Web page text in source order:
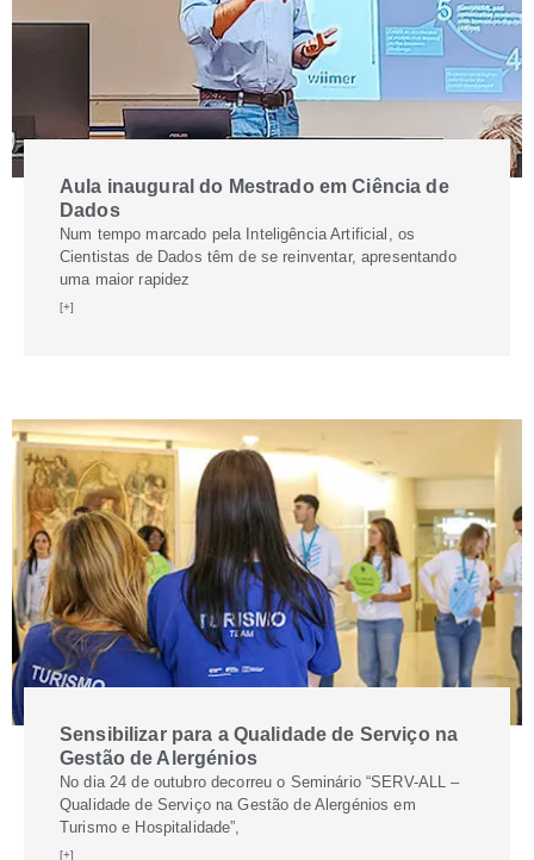
Aula inaugural do Mestrado em Ciência de
Dados
Num tempo marcado pela Inteligência Artificial, os
Cientistas de Dados têm de se reinventar, apresentando
uma maior rapidez
[+]
Sensibilizar para a Qualidade de Serviço na
Gestão de Alergénios
No dia 24 de outubro decorreu o Seminário “SERV-ALL –
Qualidade de Serviço na Gestão de Alergénios em
Turismo e Hospitalidade”,
[+]